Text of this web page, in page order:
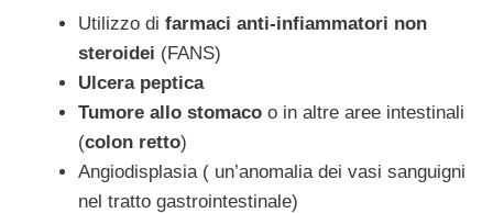
Utilizzo di farmaci anti-infiammatori non
steroidei (FANS)
Ulcera peptica
Tumore allo stomaco o in altre aree intestinali
(colon retto)
Angiodisplasia ( un’anomalia dei vasi sanguigni
nel tratto gastrointestinale)